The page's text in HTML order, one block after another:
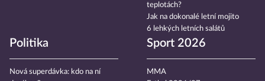
teplotách?
Jak na dokonalé letní mojito
6 lehkých letních salátů
Politika
Nová superdávka: kdo na ní
Sport 2026
MMA